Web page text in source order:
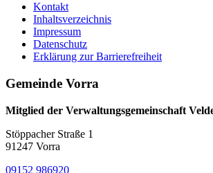
Kontakt
Inhaltsverzeichnis
Impressum
Datenschutz
Erklärung zur Barrierefreiheit
Gemeinde Vorra
Mitglied der Verwaltungsgemeinschaft
Stöppacher Straße 1
91247 Vorra
09152 986920